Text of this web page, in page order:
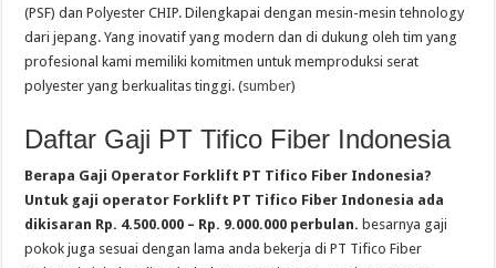
(PSF) dan Polyester CHIP. Dilengkapai dengan mesin-mesin tehnology
dari jepang. Yang inovatif yang modern dan di dukung oleh tim yang
profesional kami memiliki komitmen untuk memproduksi serat
polyester yang berkualitas tinggi. (sumber)
Daftar Gaji PT Tifico Fiber Indonesia
Berapa Gaji Operator Forklift PT Tifico Fiber Indonesia?
Untuk gaji operator Forklift PT Tifico Fiber Indonesia ada
dikisaran Rp. 4.500.000 – Rp. 9.000.000 perbulan. besarnya gaji
pokok juga sesuai dengan lama anda bekerja di PT Tifico Fiber